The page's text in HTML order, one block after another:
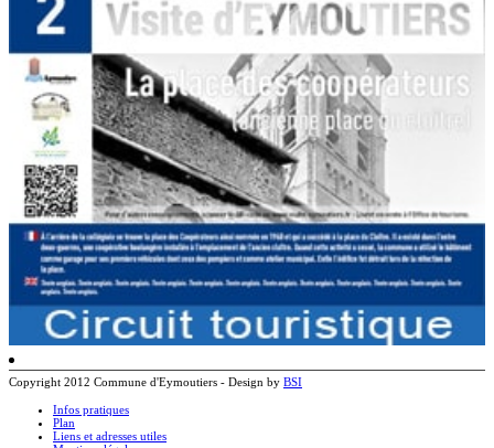
Copyright 2012 Commune d'Eymoutiers - Design by BSI
Infos pratiques
Plan
Liens et adresses utiles